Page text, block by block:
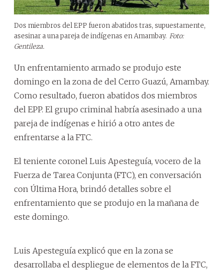
Dos miembros del EPP fueron abatidos tras, supuestamente,
asesinar a una pareja de indígenas en Amambay. Foto:
Gentileza.
Un enfrentamiento armado se produjo este
domingo en la zona de del Cerro Guazú, Amambay.
Como resultado, fueron abatidos dos miembros
del EPP. El grupo criminal habría asesinado a una
pareja de indígenas e hirió a otro antes de
enfrentarse a la FTC.
El teniente coronel Luis Apesteguía, vocero de la
Fuerza de Tarea Conjunta (FTC), en conversación
con Última Hora, brindó detalles sobre el
enfrentamiento que se produjo en la mañana de
este domingo.
Luis Apesteguía explicó que en la zona se
desarrollaba el despliegue de elementos de la FTC,